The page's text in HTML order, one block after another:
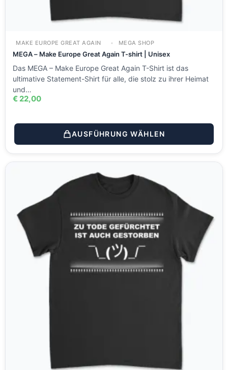
MAKE EUROPE GREAT AGAIN MEGA SHOP
MEGA – Make Europe Great Again T-shirt | Unisex
Das MEGA – Make Europe Great Again T-Shirt ist das
ultimative Statement-Shirt für alle, die stolz zu ihrer Heimat
und…
€ 22,00
AUSFÜHRUNG WÄHLEN